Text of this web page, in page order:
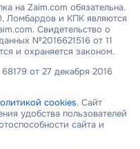
на Zaim.com обязательна.
Ломбардов и КПК являются
Свидетельство о
№2016621516 от 11
и охраняется законом.
от 27 декабря 2016
cookies. Сайт
удобства пользователей
сайта и